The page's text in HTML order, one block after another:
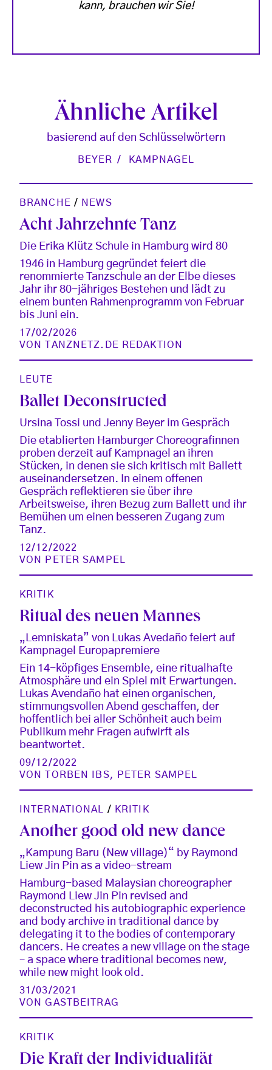
kann, brauchen wir Sie!
Ähnliche Artikel
basierend auf den Schlüsselwörtern
BEYER KAMPNAGEL
BRANCHE / NEWS
Acht Jahrzehnte Tanz
Die Erika Klütz Schule in Hamburg wird 80
1946 in Hamburg gegründet feiert die
renommierte Tanzschule an der Elbe dieses
Jahr ihr 80-jähriges Bestehen und lädt zu
einem bunten Rahmenprogramm von Februar
bis Juni ein.
17/02/2026
VON
TANZNETZ.DE REDAKTION
LEUTE
Ballet Deconstructed
Ursina Tossi und Jenny Beyer im Gespräch
Die etablierten Hamburger Choreografinnen
proben derzeit auf Kampnagel an ihren
Stücken, in denen sie sich kritisch mit Ballett
auseinandersetzen. In einem offenen
Gespräch reflektieren sie über ihre
Arbeitsweise, ihren Bezug zum Ballett und ihr
Bemühen um einen besseren Zugang zum
Tanz.
12/12/2022
VON
PETER SAMPEL
KRITIK
Ritual des neuen Mannes
„Lemniskata” von Lukas Avedaño feiert auf
Kampnagel Europapremiere
Ein 14-köpfiges Ensemble, eine ritualhafte
Atmosphäre und ein Spiel mit Erwartungen.
Lukas Avendaño hat einen organischen,
stimmungsvollen Abend geschaffen, der
hoffentlich bei aller Schönheit auch beim
Publikum mehr Fragen aufwirft als
beantwortet.
09/12/2022
VON
TORBEN IBS, PETER SAMPEL
INTERNATIONAL / KRITIK
Another good old new dance
„Kampung Baru (New village)“ by Raymond
Liew Jin Pin as a video-stream
Hamburg-based Malaysian choreographer
Raymond Liew Jin Pin revised and
deconstructed his autobiographic experience
and body archive in traditional dance by
delegating it to the bodies of contemporary
dancers. He creates a new village on the stage
– a space where traditional becomes new,
while new might look old.
31/03/2021
VONGASTBEITRAG
KRITIK
Die Kraft der Individualität